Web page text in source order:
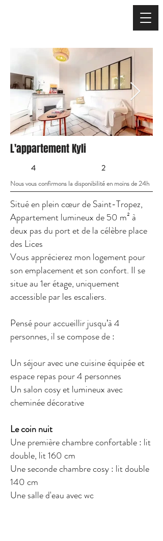
L'appartement Kyli
4 2
Nous vous confirmons la disponibilité en moins de 24h
Situé en plein cœur de Saint-Tropez,
Appartement lumineux de 50 m² à
deux pas du port et de la célèbre place
des Lices
Vous apprécierez mon logement pour
son emplacement et son confort. Il se
situe au 1er étage, uniquement
accessible par les escaliers.
Pensé pour accueillir jusqu’à 4
personnes, il se compose de :
Un séjour avec une cuisine équipée et
espace repas pour 4 personnes
Un salon cosy et lumineux avec
cheminée décorative
Le coin nuit
Une première chambre confortable : lit
double, lit 160 cm
Une seconde chambre cosy : lit double
140 cm
Une salle d'eau avec wc